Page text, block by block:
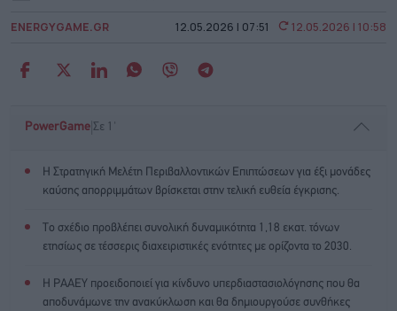
ENERGYGAME.GR 12.05.2026 | 07:51 12.05.2026 | 10:58
PowerGame Σε 1'
Η Στρατηγική Μελέτη Περιβαλλοντικών Επιπτώσεων για έξι μονάδες
καύσης απορριμμάτων βρίσκεται στην τελική ευθεία έγκρισης.
Το σχέδιο προβλέπει συνολική δυναμικότητα 1,18 εκατ. τόνων
ετησίως σε τέσσερις διαχειριστικές ενότητες με ορίζοντα το 2030.
Η ΡΑΑΕΥ προειδοποιεί για κίνδυνο υπερδιαστασιολόγησης που θα
αποδυνάμωνε την ανακύκλωση και θα δημιουργούσε συνθήκες